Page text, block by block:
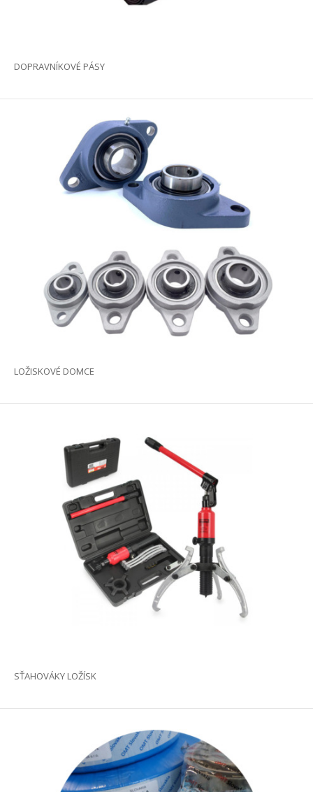
DOPRAVNÍKOVÉ PÁSY
LOŽISKOVÉ DOMCE
SŤAHOVÁKY LOŽÍSK